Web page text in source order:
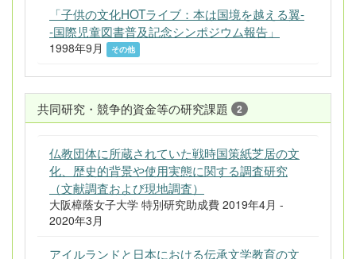
「子供の文化HOTライブ：本は国境を越える翼-
-国際児童図書普及記念シンポジウム報告」
1998年9月 その他
共同研究・競争的資金等の研究課題 2
仏教団体に所蔵されていた戦時国策紙芝居の文
化、歴史的背景や使用実態に関する調査研究
（文献調査および現地調査）
大阪樟蔭女子大学 特別研究助成費 2019年4月 -
2020年3月
アイルランドと日本における伝承文学教育の文